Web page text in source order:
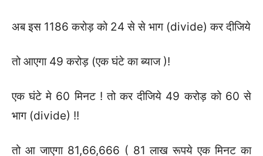
अब इस 1186 करोड़ को 24 से से भाग (divide) कर दीजिये
तो आएगा 49 करोड़ (एक घंटे का ब्याज )!
एक घंटे मे 60 मिनट ! तो कर दीजिये 49 करोड़ को 60 से
भाग (divide) !!
तो आ जाएगा 81,66,666 ( 81 लाख रूपये एक मिनट का